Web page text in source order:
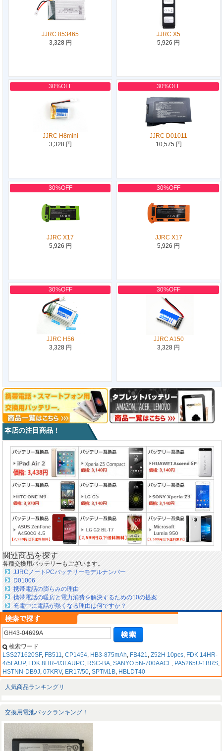
JJRC 853465
3,328 円
JJRC X5
5,926 円
30%OFF
JJRC H8mini
3,328 円
30%OFF
JJRC D01011
10,575 円
30%OFF
JJRC X17
5,926 円
30%OFF
JJRC X17
5,926 円
30%OFF
JJRC H56
3,328 円
30%OFF
JJRC A150
3,328 円
本店の注目商品！
関連商品を探す
各種交換用バッテリーもございます。
JJRCノートPCバッテリーモデルナンバー
D01006
携帯電話の膨らみの理由
携帯電話の暖房と電力消費を解決するための10の提案
充電中に電話が熱くなる理由は何ですか？
検索ワード
LSS271620SF, FB511, CP1454, HB3-875mAh, FB421, Z52H 10pcs, FDK 14HR-
4/5FAUP, FDK 8HR-4/3FAUPC, RSC-BA, SANYO 5N-700AACL, PA5265U-1BRS,
HSTNN-DB9J, 07KRV, ER17/50, SPTM1B, HBLDT40
人気商品ランキングリ
交換用電池パックランキング！